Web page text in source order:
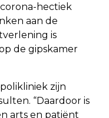
hectiek
aan de
is
de gipskamer
zijn
“Daardoor is
arts en patiënt